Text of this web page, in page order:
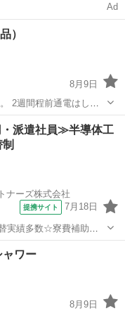
Ad
）
8月9日
2週間程前通電はしま
した所使用できました
方いかがでしょうか？
派遣社員≫半導体工
ナーズ株式会社
提携サイト 7月18日
実績多数☆寮費補助付
板状に加工いただく作
ャワー
8月9日